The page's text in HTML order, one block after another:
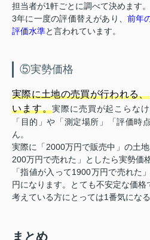
担当者が1軒ごとに調べて決めます。
3年に一度の評価替えがあり、 前年
評価水準と言われています。
⑤実勢価格
実際に土地の売買が行われる
います。実際に売買が起こらな
「目的」や「測定場所」「評価時
ん。
実際に「2000万円で販売中」の土
200万円で売れた」としたら実勢価
「指値が入って1900万円で売れた
円になります。とても不安定な価
考えている方にとっては1番気にな
まとめ